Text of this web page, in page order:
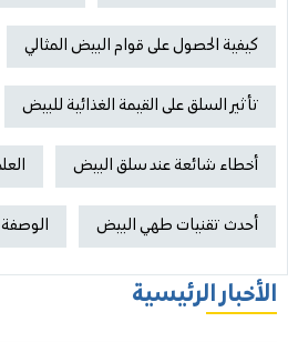
كيفية الحصول على قوام البيض المثالي
تأثير السلق على القيمة الغذائية للبيض
أخطاء شائعة عند سلق البيض
أحدث تقنيات طهي البيض
الأخبار الرئيسية